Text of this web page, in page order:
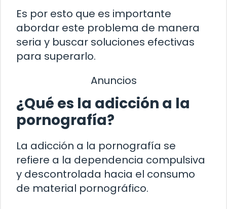
Es por esto que es importante
abordar este problema de manera
seria y buscar soluciones efectivas
para superarlo.
Anuncios
¿Qué es la adicción a la
pornografía?
La adicción a la pornografía se
refiere a la dependencia compulsiva
y descontrolada hacia el consumo
de material pornográfico.